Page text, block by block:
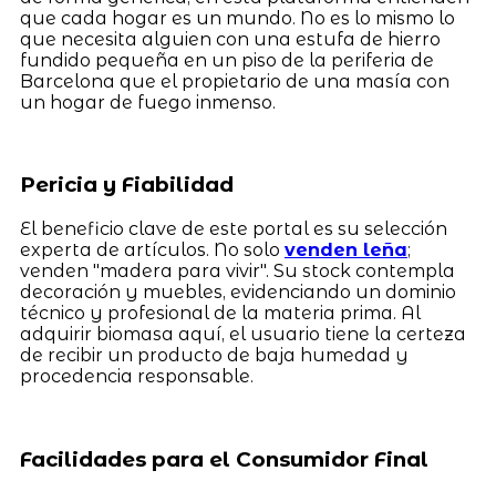
que cada hogar es un mundo. No es lo mismo lo
que necesita alguien con una estufa de hierro
fundido pequeña en un piso de la periferia de
Barcelona que el propietario de una masía con
un hogar de fuego inmenso.
Pericia y Fiabilidad
El beneficio clave de este portal es su selección
experta de artículos. No solo venden leña;
venden "madera para vivir". Su stock contempla
decoración y muebles, evidenciando un dominio
técnico y profesional de la materia prima. Al
adquirir biomasa aquí, el usuario tiene la certeza
de recibir un producto de baja humedad y
procedencia responsable.
Facilidades para el Consumidor Final